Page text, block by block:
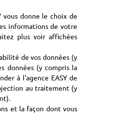
vous donne le choix de
informations de votre
plus voir affichées
de vos données (y
données (y compris la
à l'agence EASY de
au traitement (y
et la façon dont vous